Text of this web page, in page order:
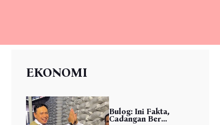
EKONOMI
Bulog: Ini Fakta,
Cadangan Ber...